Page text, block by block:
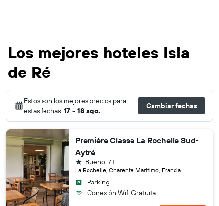
Los mejores hoteles Isla
de Ré
Estos son los mejores precios para
estas fechas: 17 - 18 ago.
Cambiar fechas
Première Classe La Rochelle Sud-
Aytré
La Rochelle, Charente Marítimo, Francia
7.1
Bueno
1 estrella
Parking
Conexión Wifi Gratuita